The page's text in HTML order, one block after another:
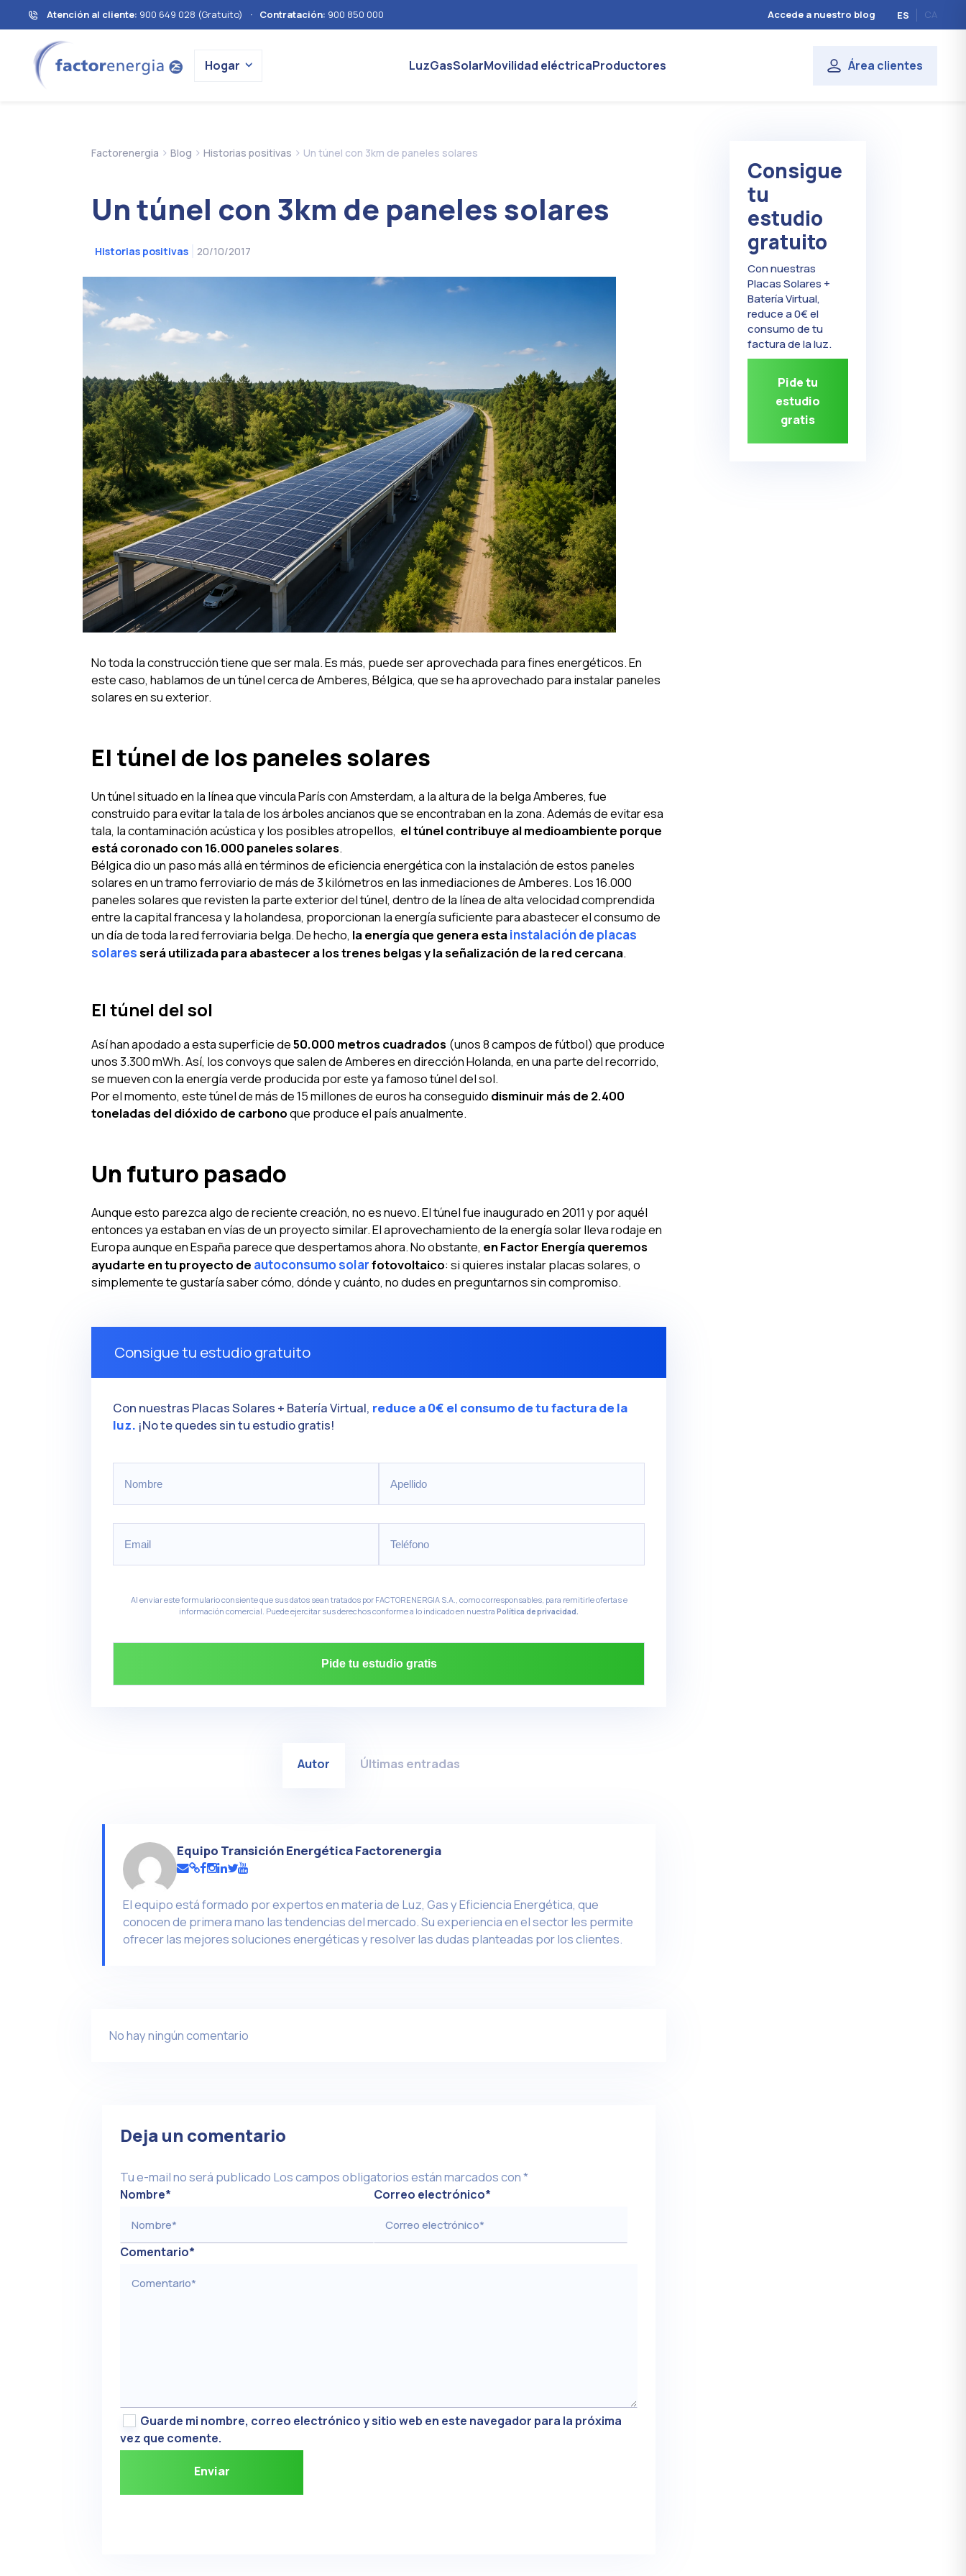
Atención al cliente: 900 649 028 (Gratuito) · Contratación: 900 850 000 Accede a nuestro blog ES CA
Hogar LuzGasSolarMovilidad eléctricaProductores Área clientes
Consigue
tu
estudio
gratuito
Con nuestras
Placas Solares +
Batería Virtual,
reduce a 0€ el
consumo de tu
factura de la luz.
Pide tu
estudio
gratis
Factorenergia > Blog > Historias positivas > Un túnel con 3km de paneles solares
Un túnel con 3km de paneles solares
Historias positivas 20/10/2017
No toda la construcción tiene que ser mala. Es más, puede ser aprovechada para fines energéticos. En
este caso, hablamos de un túnel cerca de Amberes, Bélgica, que se ha aprovechado para instalar paneles
solares en su exterior.
El túnel de los paneles solares
Un túnel situado en la línea que vincula París con Amsterdam, a la altura de la belga Amberes, fue
construido para evitar la tala de los árboles ancianos que se encontraban en la zona. Además de evitar esa
tala, la contaminación acústica y los posibles atropellos, el túnel contribuye al medioambiente porque
está coronado con 16.000 paneles solares.
Bélgica dio un paso más allá en términos de eficiencia energética con la instalación de estos paneles
solares en un tramo ferroviario de más de 3 kilómetros en las inmediaciones de Amberes. Los 16.000
paneles solares que revisten la parte exterior del túnel, dentro de la línea de alta velocidad comprendida
entre la capital francesa y la holandesa, proporcionan la energía suficiente para abastecer el consumo de
un día de toda la red ferroviaria belga. De hecho, la energía que genera estainstalación de placas
solaresserá utilizada para abastecer a los trenes belgas y la señalización de la red cercana.
El túnel del sol
Así han apodado a esta superficie de50.000 metros cuadrados (unos 8 campos de fútbol) que produce
unos 3.300 mWh. Así, los convoys que salen de Amberes en dirección Holanda, en una parte del recorrido,
se mueven con la energía verde producida por este ya famoso túnel del sol.
Por el momento, este túnel de más de 15 millones de euros ha conseguido disminuir más de 2.400
toneladas del dióxido de carbonoque produce el país anualmente.
Un futuro pasado
Aunque esto parezca algo de reciente creación, no es nuevo. El túnel fue inaugurado en 2011 y por aquél
entonces ya estaban en vías de un proyecto similar. El aprovechamiento de la energía solar lleva rodaje en
Europa aunque en España parece que despertamos ahora. No obstante, en Factor Energía queremos
ayudarte en tu proyecto de autoconsumo solarfotovoltaico: si quieres instalar placas solares, o
simplemente te gustaría saber cómo, dónde y cuánto, no dudes en preguntarnos sin compromiso.
Consigue tu estudio gratuito
Con nuestras Placas Solares + Batería Virtual, reduce a 0€ el consumo de tu factura de la
luz. ¡No te quedes sin tu estudio gratis!
Al enviar este formulario consiente que sus datos sean tratados por FACTORENERGIA S.A., como corresponsables, para remitirle ofertas e
información comercial. Puede ejercitar sus derechos conforme a lo indicado en nuestra Política de privacidad.
Autor Últimas entradas
Equipo Transición Energética Factorenergia
El equipo está formado por expertos en materia de Luz, Gas y Eficiencia Energética, que
conocen de primera mano las tendencias del mercado. Su experiencia en el sector les permite
ofrecer las mejores soluciones energéticas y resolver las dudas planteadas por los clientes.
No hay ningún comentario
Deja un comentario
Tu e-mail no será publicado Los campos obligatorios están marcados con*
Nombre* Correo electrónico*
Comentario*
Guarde mi nombre, correo electrónico y sitio web en este navegador para la próxima
vez que comente.